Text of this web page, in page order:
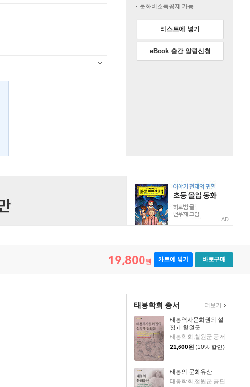
문화비소득공제 가능
리스트에 넣기
eBook 출간 알림신청
AD
19,800원 카트에 넣기 바로구매
태봉학회 총서
태봉역사문화권의 설
정과 철원군
태봉학회,철원군 공저
21,600원 (10% 할인)
태봉의 문화유산
태봉학회,철원군 공편
더보기